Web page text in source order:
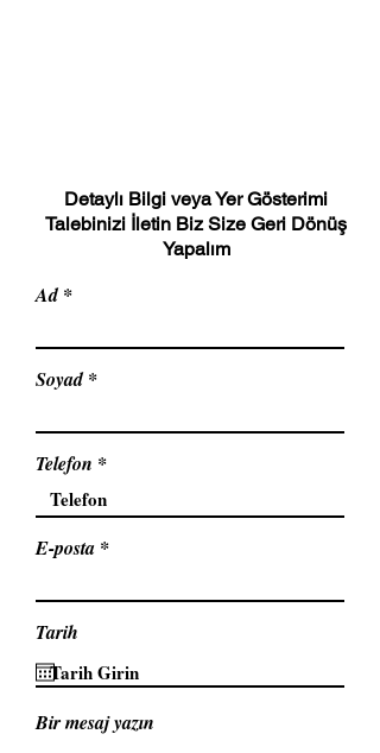
Detaylı Bilgi veya Yer Gösterimi
Talebinizi İletin Biz Size Geri Dönüş
Yapalım
Ad
Soyad
Telefon
E-posta
Tarih
Bir mesaj yazın